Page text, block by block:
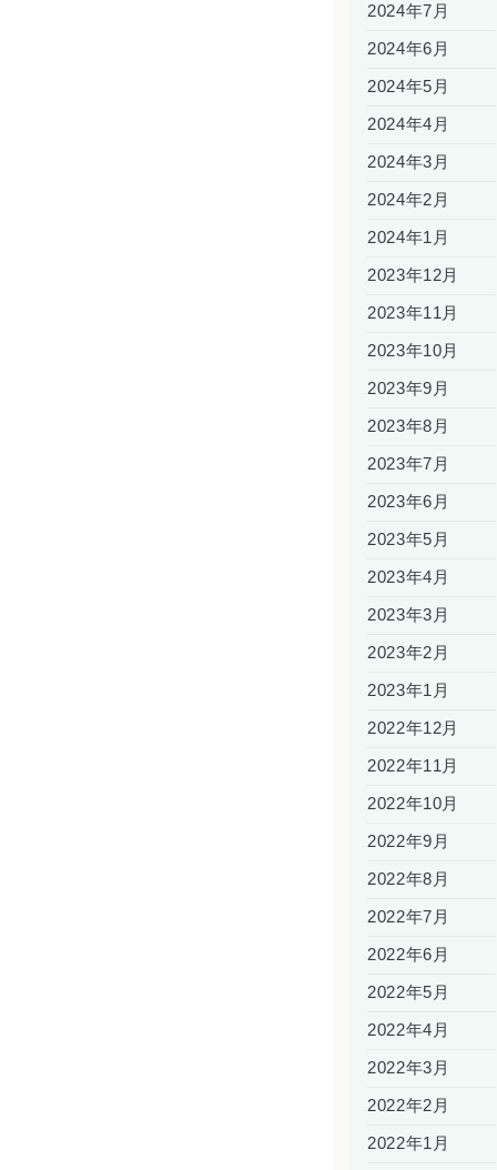
2024年7月
2024年6月
2024年5月
2024年4月
2024年3月
2024年2月
2024年1月
2023年12月
2023年11月
2023年10月
2023年9月
2023年8月
2023年7月
2023年6月
2023年5月
2023年4月
2023年3月
2023年2月
2023年1月
2022年12月
2022年11月
2022年10月
2022年9月
2022年8月
2022年7月
2022年6月
2022年5月
2022年4月
2022年3月
2022年2月
2022年1月